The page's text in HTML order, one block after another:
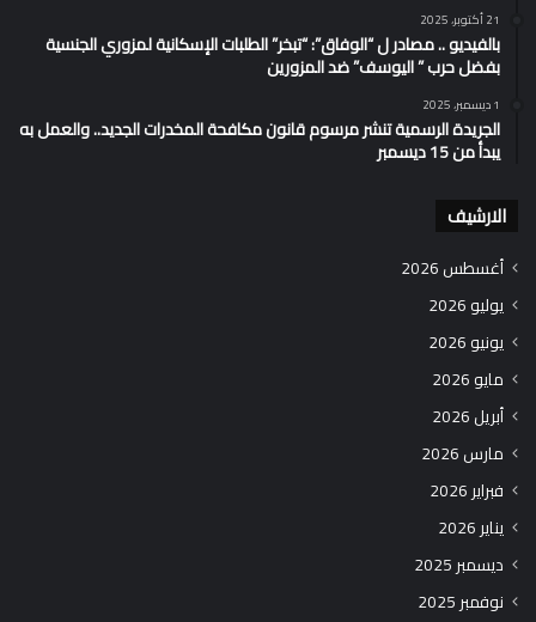
21 أكتوبر، 2025
بالفيديو .. مصادر ل “الوفاق”: “تبخر” الطلبات الإسكانية لمزوري الجنسية
بفضل حرب ” اليوسف” ضد المزورين
1 ديسمبر، 2025
الجريدة الرسمية تنشر مرسوم قانون مكافحة المخدرات الجديد.. والعمل به
يبدأ من 15 ديسمبر
الارشيف
أغسطس 2026
يوليو 2026
يونيو 2026
مايو 2026
أبريل 2026
مارس 2026
فبراير 2026
يناير 2026
ديسمبر 2025
نوفمبر 2025